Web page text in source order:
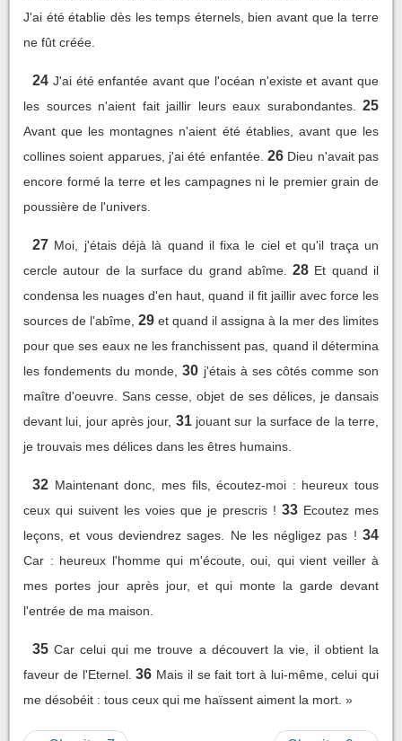
J'ai été établie dès les temps éternels, bien avant que la terre
ne fût créée.
24 J'ai été enfantée avant que l'océan n'existe et avant que
les sources n'aient fait jaillir leurs eaux surabondantes.
25
Avant que les montagnes n'aient été établies, avant que les
collines soient apparues, j'ai été enfantée. 26 Dieu n'avait pas
encore formé la terre et les campagnes ni le premier grain de
poussière de l'univers.
27 Moi, j'étais déjà là quand il fixa le ciel et qu'il traça un
cercle autour de la surface du grand abîme.
28 Et quand il
condensa les nuages d'en haut, quand il fit jaillir avec force les
sources de l'abîme, 29 et quand il assigna à la mer des limites
pour que ses eaux ne les franchissent pas, quand il détermina
les fondements du monde, 30 j'étais à ses côtés comme son
maître d'oeuvre. Sans cesse, objet de ses délices, je dansais
devant lui, jour après jour, 31 jouant sur la surface de la terre,
je trouvais mes délices dans les êtres humains.
32 Maintenant donc, mes fils, écoutez-moi : heureux tous
ceux qui suivent les voies que je prescris ! 33 Ecoutez mes
leçons, et vous deviendrez sages. Ne les négligez pas ! 34
Car : heureux l'homme qui m'écoute, oui, qui vient veiller à
mes portes jour après jour, et qui monte la garde devant
l'entrée de ma maison.
35 Car celui qui me trouve a découvert la vie, il obtient la
faveur de l'Eternel. 36 Mais il se fait tort à lui-même, celui qui
me désobéit : tous ceux qui me haïssent aiment la mort. »